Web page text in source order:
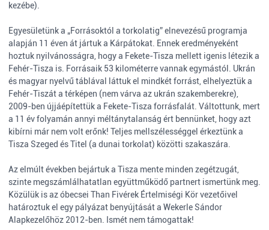
kezébe).
Egyesületünk a „Forrásoktól a torkolatig” elnevezésű programja
alapján 11 éven át jártuk a Kárpátokat. Ennek eredményeként
hoztuk nyilvánosságra, hogy a Fekete-Tisza mellett igenis létezik a
Fehér-Tisza is. Forrásaik 53 kilométerre vannak egymástól. Ukrán
és magyar nyelvű táblával láttuk el mindkét forrást, elhelyeztük a
Fehér-Tiszát a térképen (nem várva az ukrán szakemberekre),
2009-ben újjáépítettük a Fekete-Tisza forrásfalát. Váltottunk, mert
a 11 év folyamán annyi méltánytalanság ért bennünket, hogy azt
kibírni már nem volt erőnk! Teljes mellszélességgel érkeztünk a
Tisza Szeged és Titel (a dunai torkolat) közötti szakaszára.
Az elmúlt években bejártuk a Tisza mente minden zegétzugát,
szinte megszámlálhatatlan együttműködő partnert ismertünk meg.
Közülük is az óbecsei Than Fivérek Értelmiségi Kör vezetőivel
határoztuk el egy pályázat benyújtását a Wekerle Sándor
Alapkezelőhöz 2012-ben. Ismét nem támogattak!